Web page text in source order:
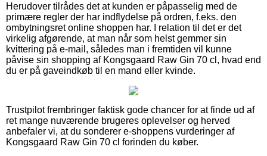
Herudover tilrådes det at kunden er påpasselig med de
primære regler der har indflydelse på ordren, f.eks. den
ombytningsret online shoppen har. I relation til det er det
virkelig afgørende, at man når som helst gemmer sin
kvittering på e-mail, således man i fremtiden vil kunne
påvise sin shopping af Kongsgaard Raw Gin 70 cl, hvad end
du er på gaveindkøb til en mand eller kvinde.
Trustpilot frembringer faktisk gode chancer for at finde ud af
ret mange nuværende brugeres oplevelser og herved
anbefaler vi, at du sonderer e-shoppens vurderinger af
Kongsgaard Raw Gin 70 cl forinden du køber.